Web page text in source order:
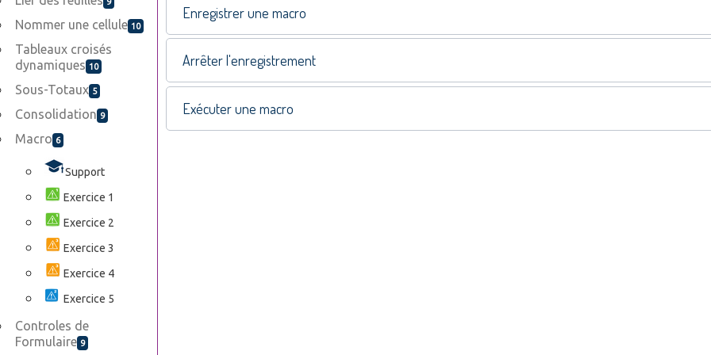
Nommer une cellule 10
Tableaux croisés
dynamiques 10
Sous-Totaux 5
Consolidation 9
Macro 6
Support
Exercice 1
Exercice 2
Exercice 3
Exercice 4
Exercice 5
Controles de
Formulaire 9
Enregistrer une macro
Arrêter l'enregistrement
Exécuter une macro